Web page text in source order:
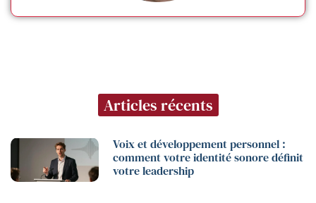
Articles récents
Voix et développement personnel :
comment votre identité sonore définit
votre leadership